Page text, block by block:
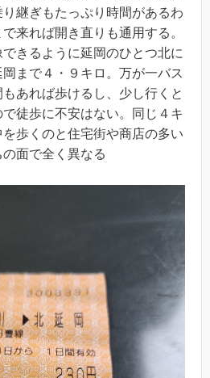
継ぎもたっぷり時間があるわ
来れば開き直りも通用する。
きるように延岡のひとつ北に
まで４・９キロ。万が一バス
あれば歩けるし、少し行くと
徒歩に不安はない。同じ４キ
歩くのと住宅街や商店の多い
面で全く異なる